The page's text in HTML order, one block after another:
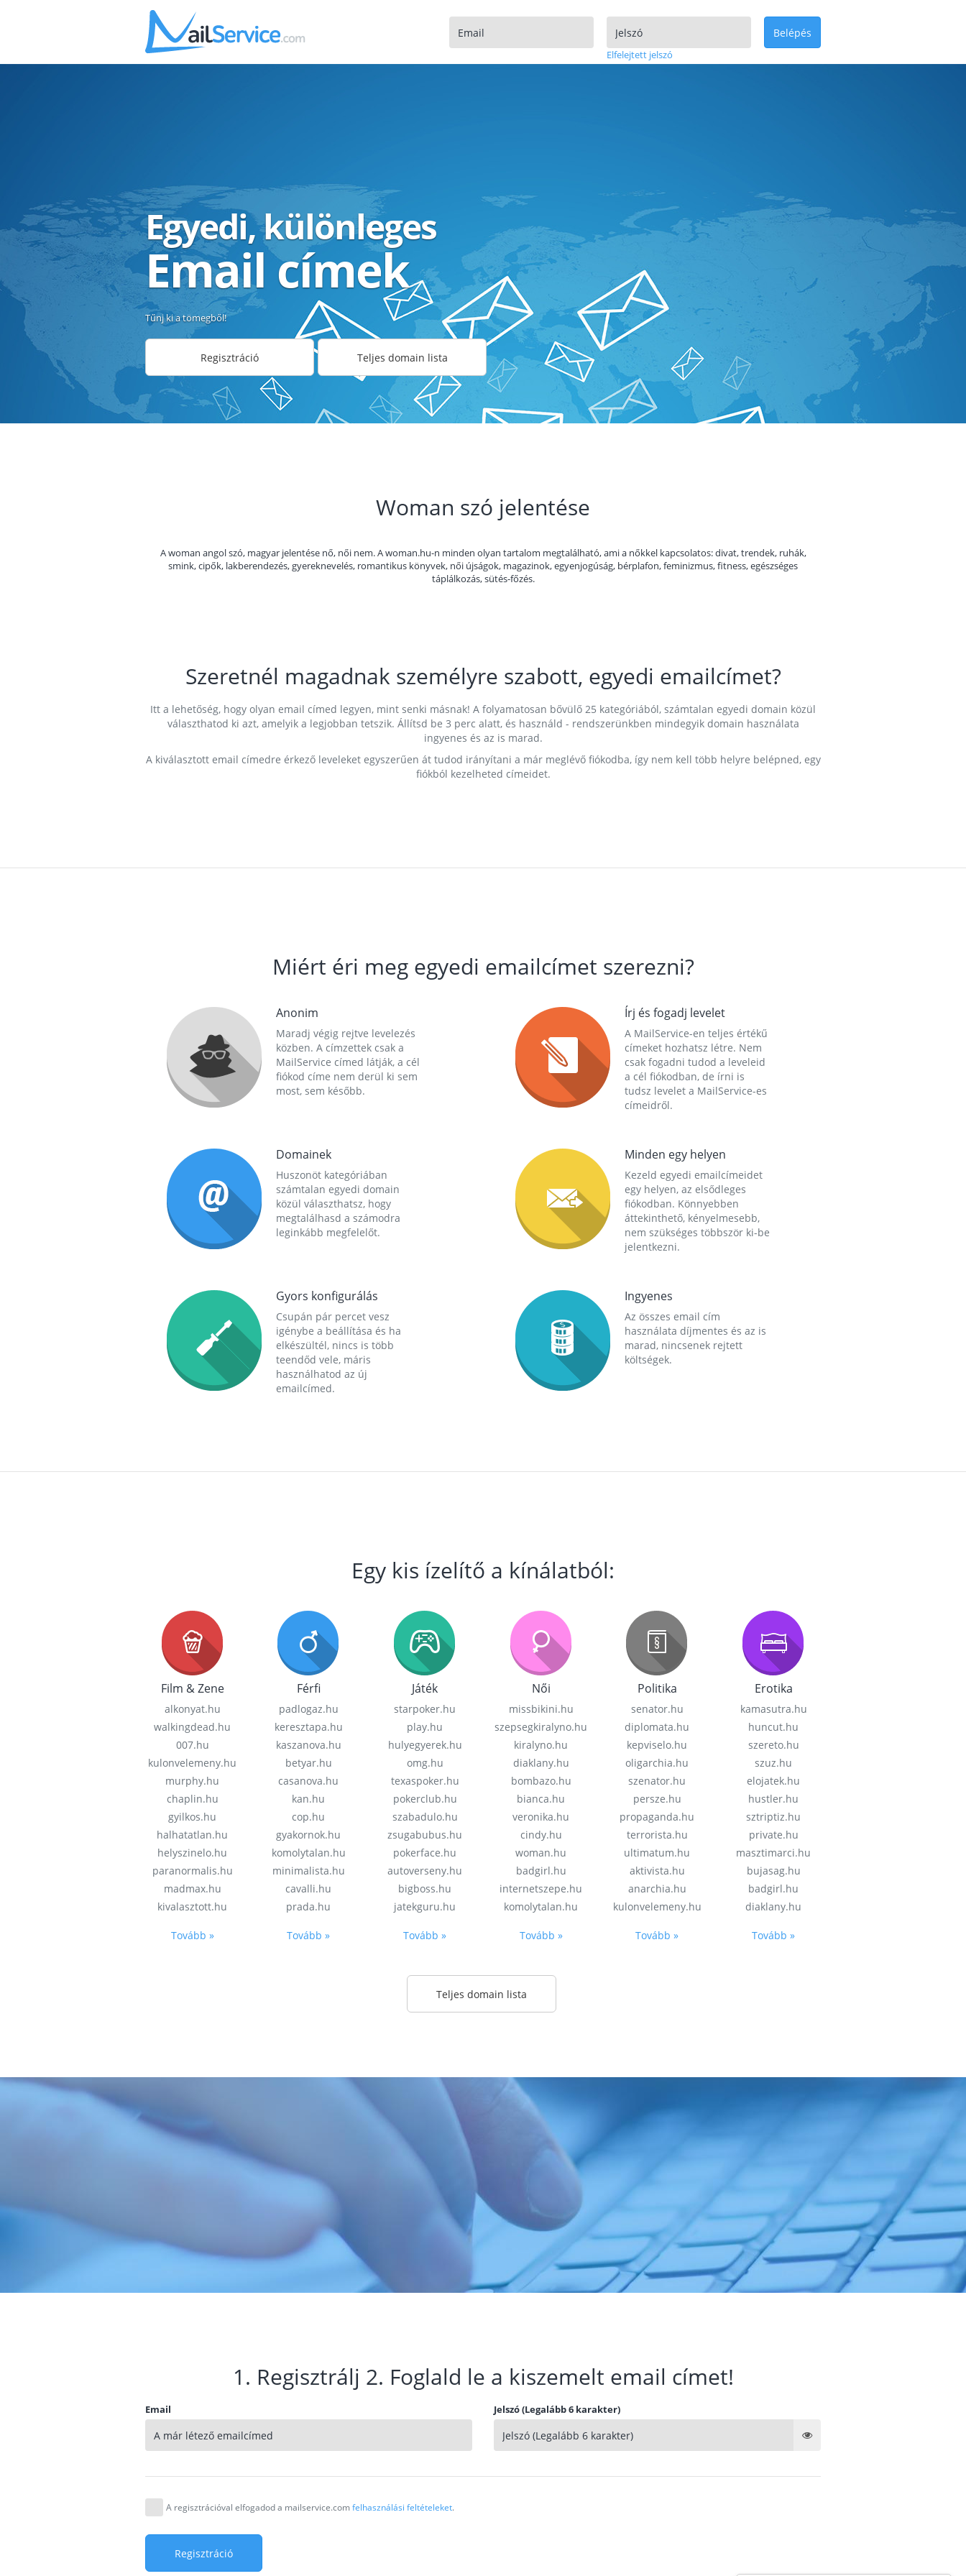
Elfelejtett jelszó
Belépés
Egyedi, különleges
Email címek
Tűnj ki a tömegből!
Regisztráció Teljes domain lista
Woman szó jelentése
A woman angol szó, magyar jelentése nő, női nem. A woman.hu-n minden olyan tartalom megtalálható, ami a nőkkel kapcsolatos: divat, trendek, ruhák,
smink, cipők, lakberendezés, gyereknevelés, romantikus könyvek, női újságok, magazinok, egyenjogúság, bérplafon, feminizmus, fitness, egészséges
táplálkozás, sütés-főzés.
Szeretnél magadnak személyre szabott, egyedi emailcímet?
Itt a lehetőség, hogy olyan email címed legyen, mint senki másnak! A folyamatosan bővülő 25 kategóriából, számtalan egyedi domain közül
választhatod ki azt, amelyik a legjobban tetszik. Állítsd be 3 perc alatt, és használd - rendszerünkben mindegyik domain használata
ingyenes és az is marad.
A kiválasztott email címedre érkező leveleket egyszerűen át tudod irányítani a már meglévő fiókodba, így nem kell több helyre belépned, egy
fiókból kezelheted címeidet.
Miért éri meg egyedi emailcímet szerezni?
Anonim
Maradj végig rejtve levelezés
közben. A címzettek csak a
MailService címed látják, a cél
fiókod címe nem derül ki sem
most, sem később.
Írj és fogadj levelet
A MailService-en teljes értékű
címeket hozhatsz létre. Nem
csak fogadni tudod a leveleid
a cél fiókodban, de írni is
tudsz levelet a MailService-es
címeidről.
Domainek
Huszonöt kategóriában
számtalan egyedi domain
közül választhatsz, hogy
megtalálhasd a számodra
leginkább megfelelőt.
Minden egy helyen
Kezeld egyedi emailcímeidet
egy helyen, az elsődleges
fiókodban. Könnyebben
áttekinthető, kényelmesebb,
nem szükséges többször ki-be
jelentkezni.
Gyors konfigurálás
Csupán pár percet vesz
igénybe a beállítása és ha
elkészültél, nincs is több
teendőd vele, máris
használhatod az új
emailcímed.
Ingyenes
Az összes email cím
használata díjmentes és az is
marad, nincsenek rejtett
költségek.
Egy kis ízelítő a kínálatból:
Film & Zene
alkonyat.hu
walkingdead.hu
007.hu
kulonvelemeny.hu
murphy.hu
chaplin.hu
gyilkos.hu
halhatatlan.hu
helyszinelo.hu
paranormalis.hu
madmax.hu
kivalasztott.hu
Tovább »
Férfi
padlogaz.hu
keresztapa.hu
kaszanova.hu
betyar.hu
casanova.hu
kan.hu
cop.hu
gyakornok.hu
komolytalan.hu
minimalista.hu
cavalli.hu
prada.hu
Tovább »
Játék
starpoker.hu
play.hu
hulyegyerek.hu
omg.hu
texaspoker.hu
pokerclub.hu
szabadulo.hu
zsugabubus.hu
pokerface.hu
autoverseny.hu
bigboss.hu
jatekguru.hu
Tovább »
Női
missbikini.hu
szepsegkiralyno.hu
kiralyno.hu
diaklany.hu
bombazo.hu
bianca.hu
veronika.hu
cindy.hu
woman.hu
badgirl.hu
internetszepe.hu
komolytalan.hu
Tovább »
Politika
senator.hu
diplomata.hu
kepviselo.hu
oligarchia.hu
szenator.hu
persze.hu
propaganda.hu
terrorista.hu
ultimatum.hu
aktivista.hu
anarchia.hu
kulonvelemeny.hu
Tovább »
Erotika
kamasutra.hu
huncut.hu
szereto.hu
szuz.hu
elojatek.hu
hustler.hu
sztriptiz.hu
private.hu
masztimarci.hu
bujasag.hu
badgirl.hu
diaklany.hu
Tovább »
Teljes domain lista
1. Regisztrálj 2. Foglald le a kiszemelt email címet!
Email Jelszó (Legalább 6 karakter)
A regisztrációval elfogadod a mailservice.comfelhasználási feltételeket.
Regisztráció